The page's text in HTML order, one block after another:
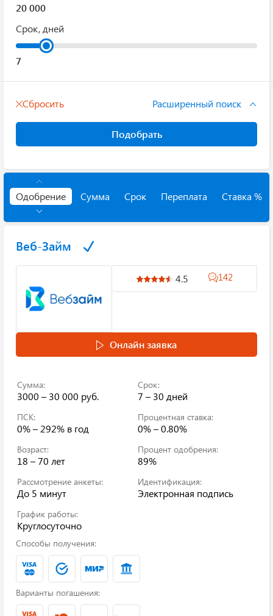
Срок, дней
Сбросить Расширенный поиск
Подобрать
Одобрение Сумма Срок Переплата Ставка %
Веб-Займ
4.5 142
Онлайн заявка
Сумма:
3000 – 30 000 руб.
Срок:
7 – 30 дней
ПСК:
0% – 292% в год
Процентная ставка:
0% – 0.80%
Возраст:
18 – 70 лет
Процент одобрения:
89%
Рассмотрение анкеты:
До 5 минут
Идентификация:
Электронная подпись
График работы:
Круглосуточно
Способы получения:
Варианты погашения: